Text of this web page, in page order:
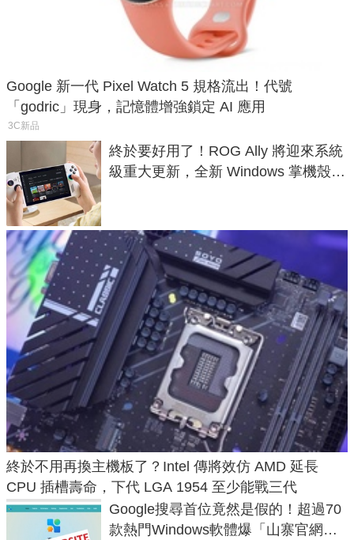
Google 新一代 Pixel Watch 5 規格流出！代號
「godric」現身，記憶體增強鎖定 AI 應用
3C新品
終於要好用了！ROG Ally 將迎來系統
級重大更新，全新 Windows 掌機殼模
終於不用再換主機板了？Intel 傳將效仿 AMD 延長
CPU 插槽壽命，下代 LGA 1954 至少能戰三代
Google搜尋首位竟然是假的！超過70
款熱門Windows軟體爆「山寨官網」